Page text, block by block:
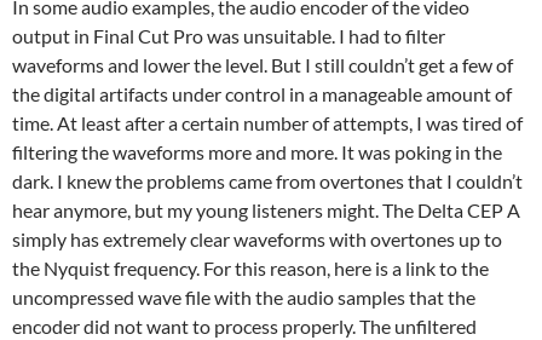
In some audio examples, the audio encoder of the video
output in Final Cut Pro was unsuitable. I had to filter
waveforms and lower the level. But I still couldn’t get a few of
the digital artifacts under control in a manageable amount of
time. At least after a certain number of attempts, I was tired of
filtering the waveforms more and more. It was poking in the
dark. I knew the problems came from overtones that I couldn’t
hear anymore, but my young listeners might. The Delta CEP A
simply has extremely clear waveforms with overtones up to
the Nyquist frequency. For this reason, here is a link to the
uncompressed wave file with the audio samples that the
encoder did not want to process properly. The unfiltered